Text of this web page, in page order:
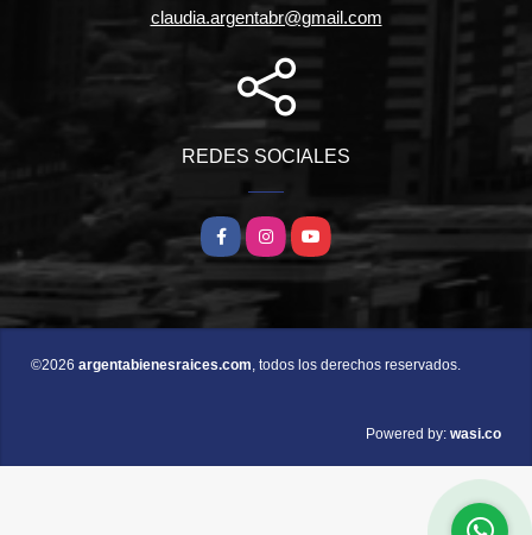
claudia.argentabr@gmail.com
REDES SOCIALES
FacebookInstagramYouTube
©2026 argentabienesraices.com , todos los derechos reservados.
Powered by: wasi.co